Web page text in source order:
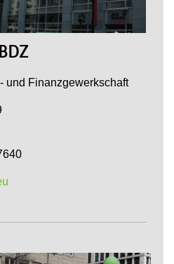
und Finanzgewerkschaft